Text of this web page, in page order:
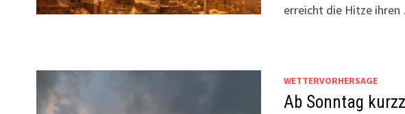
erreicht die Hitze
WETTERVORHERSAGE
Ab Sonntag